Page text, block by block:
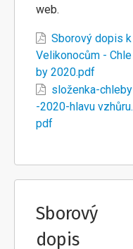
web.
Sborový dopis k
Velikonocům - Chle
by 2020.pdf
složenka-chleby
-2020-hlavu vzhůru.
pdf
Sborový
dopis